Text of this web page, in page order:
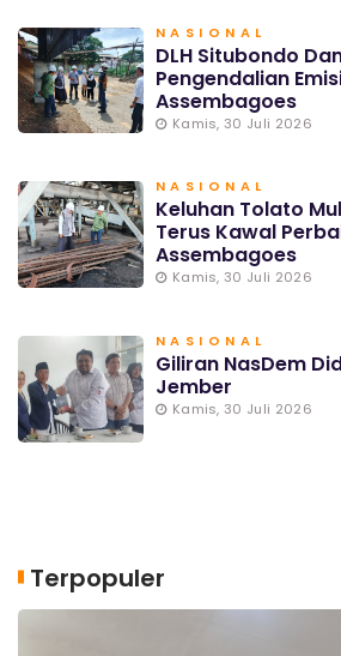
NASIONAL
DLH Situbondo
Pengendalian
Assembagoes
Kamis, 30 Juli 2026
NASIONAL
Keluhan Tolato
Terus Kawal
Assembagoes
Kamis, 30 Juli 2026
NASIONAL
Giliran NasDem
Jember
Kamis, 30 Juli 2026
Terpopuler